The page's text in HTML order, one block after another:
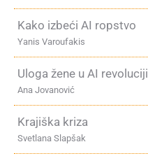
Kako izbeći AI ropstvo
Yanis Varoufakis
Uloga žene u AI revoluciji
Ana Jovanović
Krajiška kriza
Svetlana Slapšak